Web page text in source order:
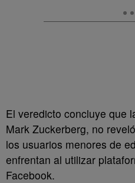
El veredicto concluye que
Mark Zuckerberg, no
los usuarios menores de
enfrentan al utilizar
Facebook.